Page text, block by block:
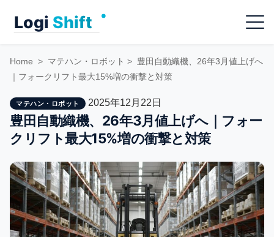
Menu
Home > マテハン・ロボット > 豊田自動織機、26年3月値上げへ
｜フォークリフト最大15%増の衝撃と対策
マテハン・ロボット 2025年12月22日
豊田自動織機、26年3月値上げへ｜フォー
クリフト最大15%増の衝撃と対策